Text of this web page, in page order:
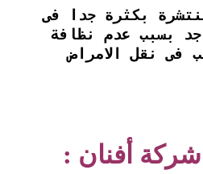
بكثرة جدا فى
بسبب عدم نظافة
فى نقل الامراض
أفنان :